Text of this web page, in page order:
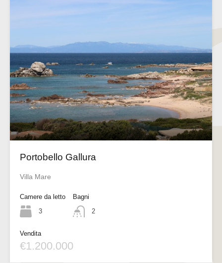
Portobello Gallura
Villa Mare
Camere da letto
3
Bagni
2
Vendita
€1.200.000